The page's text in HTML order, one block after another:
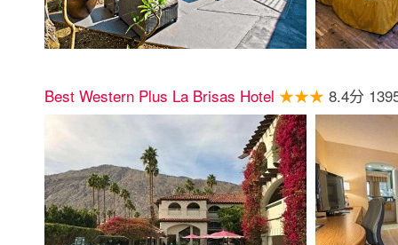
Best Western Plus La Brisas Hotel ★★★ 8.4分